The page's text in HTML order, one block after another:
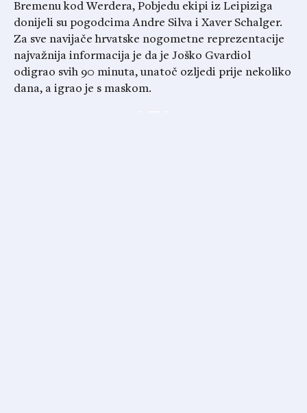
Bremenu kod Werdera, Pobjedu ekipi iz Leipiziga
donijeli su pogodcima Andre Silva i Xaver Schalger.
Za sve navijače hrvatske nogometne reprezentacije
najvažnija informacija je da je Joško Gvardiol
odigrao svih 90 minuta, unatoč ozljedi prije nekoliko
dana, a igrao je s maskom.